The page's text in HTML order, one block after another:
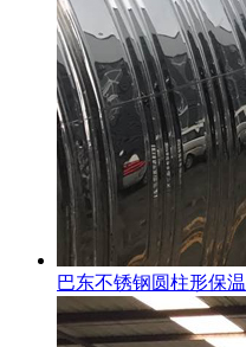
巴东不锈钢圆柱形保温